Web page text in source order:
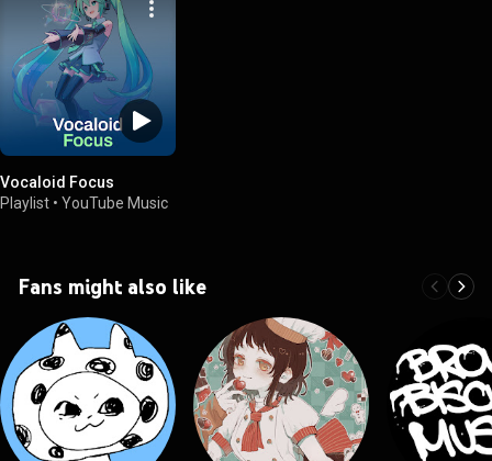
Vocaloid Focus
Playlist • YouTube Music
Fans might also like